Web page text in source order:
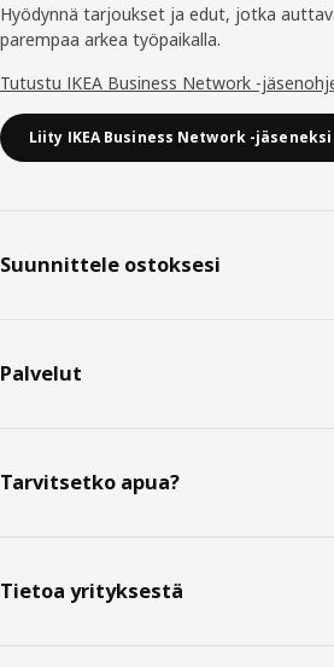
Hyödynnä tarjoukset ja edut, jotka
parempaa arkea työpaikalla.
Tutustu IKEA Business Network -
Liity IKEA Business Network -jäseneksi
Suunnittele ostoksesi
Palvelut
Tarvitsetko apua?
Tietoa yrityksestä